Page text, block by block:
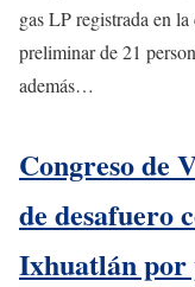
gas LP registrada en
preliminar de 21
además…
Congreso de
de desafuero
Ixhuatlán por